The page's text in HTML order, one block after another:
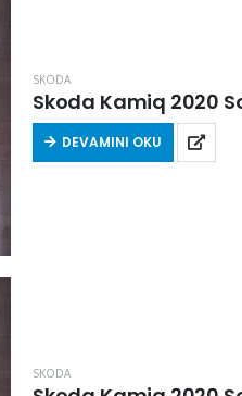
SKODA
Skoda Kamiq 2020
DEVAMINI OKU
SKODA